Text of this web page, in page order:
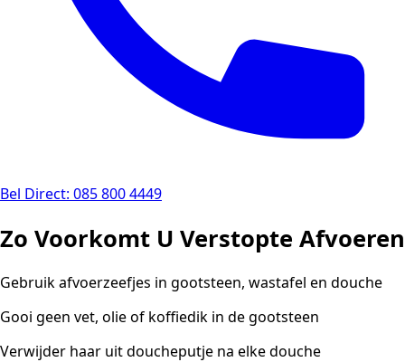
Bel Direct: 085 800 4449
Zo Voorkomt U Verstopte Afvoeren
Gebruik afvoerzeefjes in gootsteen, wastafel en douche
Gooi geen vet, olie of koffiedik in de gootsteen
Verwijder haar uit doucheputje na elke douche